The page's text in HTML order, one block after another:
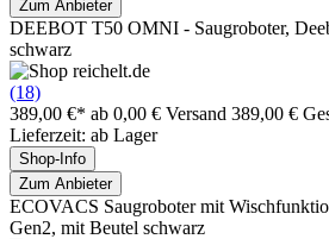
Zum Anbieter
DEEBOT T50 OMNI - Saugroboter,
schwarz
(18)
389,00 €* ab 0,00 € Versand 389,00 €
Lieferzeit: ab Lager
Shop-Info
Zum Anbieter
ECOVACS Saugroboter mit
Gen2, mit Beutel schwarz